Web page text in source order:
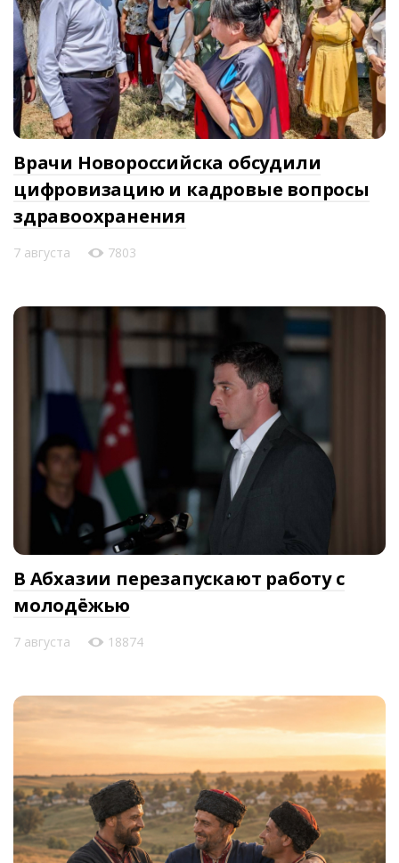
Врачи Новороссийска обсудили
цифровизацию и кадровые вопросы
здравоохранения
7 августа 7803
В Абхазии перезапускают работу с
молодёжью
7 августа 18874